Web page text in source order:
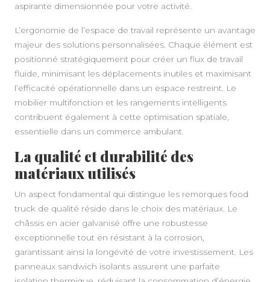
aspirante dimensionnée pour votre activité.
L’ergonomie de l’espace de travail représente un avantage
majeur des solutions personnalisées. Chaque élément est
positionné stratégiquement pour créer un flux de travail
fluide, minimisant les déplacements inutiles et maximisant
l’efficacité opérationnelle dans un espace restreint. Le
mobilier multifonction et les rangements intelligents
contribuent également à cette optimisation spatiale,
essentielle dans un commerce ambulant.
La qualité et durabilité des
matériaux utilisés
Un aspect fondamental qui distingue les remorques food
truck de qualité réside dans le choix des matériaux. Le
châssis en acier galvanisé offre une robustesse
exceptionnelle tout en résistant à la corrosion,
garantissant ainsi la longévité de votre investissement. Les
panneaux sandwich isolants assurent une parfaite